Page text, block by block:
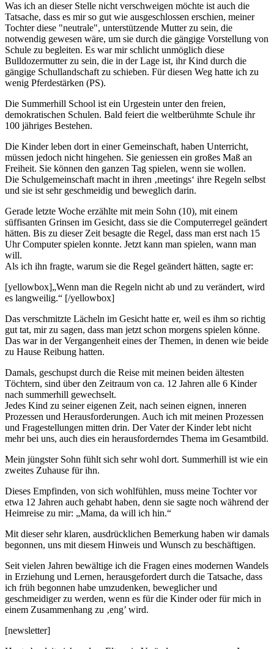
Was ich an dieser Stelle nicht verschweigen möchte ist auch die
Tatsache, dass es mir so gut wie ausgeschlossen erschien, meiner
Tochter diese "neutrale", unterstützende Mutter zu sein, die
notwendig gewesen wäre, um sie durch die gängige Vorstellung von
Schule zu begleiten. Es war mir schlicht unmöglich diese
Bulldozermutter zu sein, die in der Lage ist, ihr Kind durch die
gängige Schullandschaft zu schieben. Für diesen Weg hatte ich zu
wenig Pferdestärken (PS).
Die Summerhill School ist ein Urgestein unter den freien,
demokratischen Schulen. Bald feiert die weltberühmte Schule ihr
100 jähriges Bestehen.
Die Kinder leben dort in einer Gemeinschaft, haben Unterricht,
müssen jedoch nicht hingehen. Sie geniessen ein großes Maß an
Freiheit. Sie können den ganzen Tag spielen, wenn sie wollen.
Die Schulgemeinschaft macht in ihren ‚meetings‘ ihre Regeln selbst
und sie ist sehr geschmeidig und beweglich darin.
Gerade letzte Woche erzählte mit mein Sohn (10), mit einem
süffisanten Grinsen im Gesicht, dass sie die Computerregel geändert
hätten. Bis zu dieser Zeit besagte die Regel, dass man erst nach 15
Uhr Computer spielen konnte. Jetzt kann man spielen, wann man
will.
Als ich ihn fragte, warum sie die Regel geändert hätten, sagte er:
[yellowbox]„Wenn man die Regeln nicht ab und zu verändert, wird
es langweilig.“ [/yellowbox]
Das verschmitzte Lächeln im Gesicht hatte er, weil es ihm so richtig
gut tat, mir zu sagen, dass man jetzt schon morgens spielen könne.
Das war in der Vergangenheit eines der Themen, in denen wie beide
zu Hause Reibung hatten.
Damals, geschupst durch die Reise mit meinen beiden ältesten
Töchtern, sind über den Zeitraum von ca. 12 Jahren alle 6 Kinder
nach summerhill gewechselt.
Jedes Kind zu seiner eigenen Zeit, nach seinen eignen, inneren
Prozessen und Herausforderungen. Auch ich mit meinen Prozessen
und Fragestellungen mitten drin. Der Vater der Kinder lebt nicht
mehr bei uns, auch dies ein herausforderndes Thema im Gesamtbild.
Mein jüngster Sohn fühlt sich sehr wohl dort. Summerhill ist wie ein
zweites Zuhause für ihn.
Dieses Empfinden, von sich wohlfühlen, muss meine Tochter vor
etwa 12 Jahren auch gehabt haben, denn sie sagte noch während der
Heimreise zu mir: „Mama, da will ich hin.“
Mit dieser sehr klaren, ausdrücklichen Bemerkung haben wir damals
begonnen, uns mit diesem Hinweis und Wunsch zu beschäftigen.
Seit vielen Jahren bewältige ich die Fragen eines modernen Wandels
in Erziehung und Lernen, herausgefordert durch die Tatsache, dass
ich früh begonnen habe umzudenken, beweglicher und
geschmeidiger zu werden, wenn es für die Kinder oder für mich in
einem Zusammenhang zu ‚eng’ wird.
[newsletter]